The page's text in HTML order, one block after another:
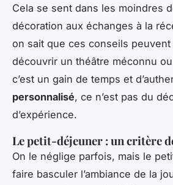
Cela se sent dans les moindres
décoration aux échanges à la
on sait que ces conseils
découvrir un théâtre méconnu
c’est un gain de temps et
personnalisé, ce n’est pas du
d’expérience.
Le petit-déjeuner : un critère
On le néglige parfois, mais le
faire basculer l’ambiance de la